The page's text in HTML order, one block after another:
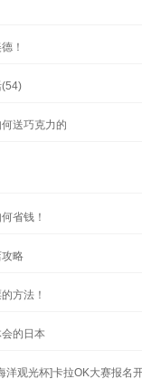
！
(54)
送巧克力的
省钱！
略
方法！
的日本
洋观光杯]卡拉OK大赛报名